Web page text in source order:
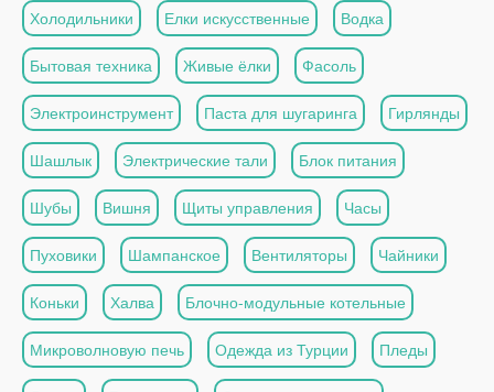
Холодильники Елки искусственные Водка
Бытовая техника Живые ёлки Фасоль
Электроинструмент Паста для шугаринга Гирлянды
Шашлык Электрические тали Блок питания
Шубы Вишня Щиты управления Часы
Пуховики Шампанское Вентиляторы Чайники
Коньки Халва Блочно-модульные котельные
Микроволновую печь Одежда из Турции Пледы